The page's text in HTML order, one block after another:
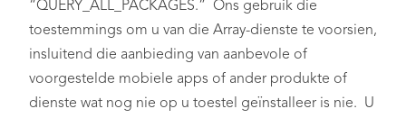
“QUERY_ALL_PACKAGES.” Ons gebruik die
toestemmings om u van die Array-dienste te voorsien,
insluitend die aanbieding van aanbevole of
voorgestelde mobiele apps of ander produkte of
dienste wat nog nie op u toestel geïnstalleer is nie. U